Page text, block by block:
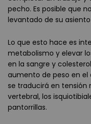
pecho. Es posible que
levantado de su
Lo que esto hace es
metabolismo y elevar
en la sangre y
aumento de peso en
se traducirá en tensión
vertebral, los
pantorrillas.